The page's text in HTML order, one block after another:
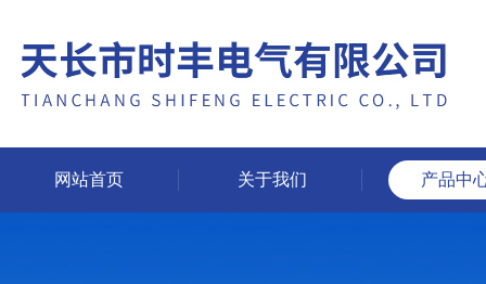
网站首页 关于我们 产品中